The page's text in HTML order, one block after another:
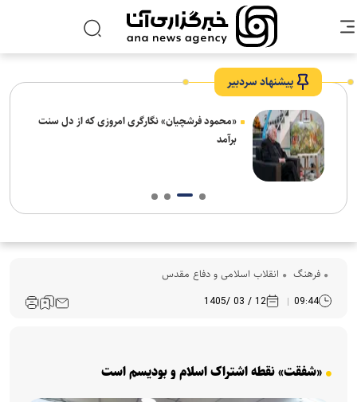
پیشنهاد سردبیر
«محمود فرشچیان» نگارگری امروزی که از دل سنت
برآمد
فرهنگ‌ انقلاب اسلامی و دفاع مقدس
09:44
12 / 03 /1405
«شفقت» نقطه اشتراک اسلام و بودیسم است